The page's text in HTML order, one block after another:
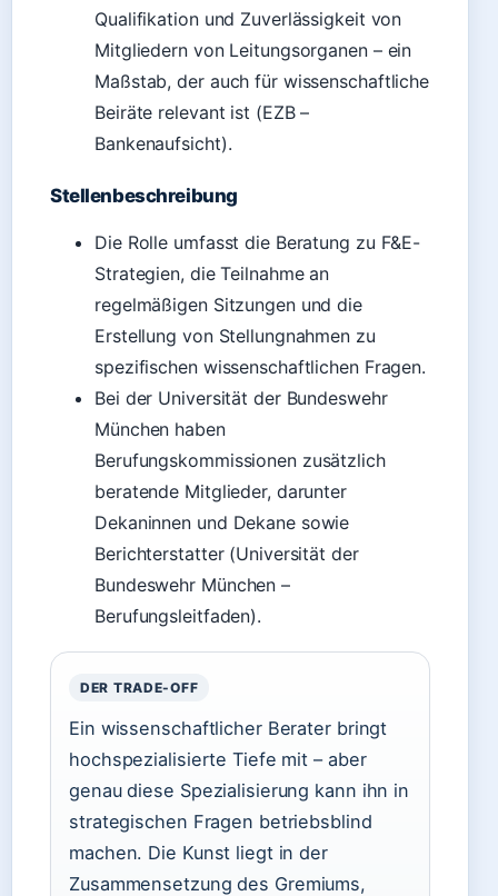
Qualifikation und Zuverlässigkeit von
Mitgliedern von Leitungsorganen – ein
Maßstab, der auch für wissenschaftliche
Beiräte relevant ist (EZB –
Bankenaufsicht).
Stellenbeschreibung
Die Rolle umfasst die Beratung zu F&E-
Strategien, die Teilnahme an
regelmäßigen Sitzungen und die
Erstellung von Stellungnahmen zu
spezifischen wissenschaftlichen Fragen.
Bei der Universität der Bundeswehr
München haben
Berufungskommissionen zusätzlich
beratende Mitglieder, darunter
Dekaninnen und Dekane sowie
Berichterstatter (Universität der
Bundeswehr München –
Berufungsleitfaden).
DER TRADE-OFF
Ein wissenschaftlicher Berater bringt
hochspezialisierte Tiefe mit – aber
genau diese Spezialisierung kann ihn in
strategischen Fragen betriebsblind
machen. Die Kunst liegt in der
Zusammensetzung des Gremiums,